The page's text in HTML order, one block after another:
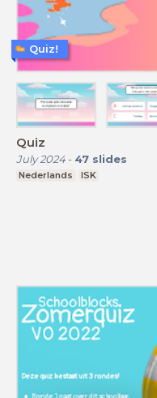
Quiz
July 2024- 47 slides
Nederlands ISK
Quiz!